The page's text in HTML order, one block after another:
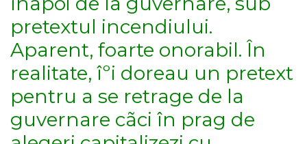
pretextul incendiului.
Aparent, foarte onorabil. În
realitate, îºi doreau un pretext
pentru a se retrage de la
guvernare cãci în prag de